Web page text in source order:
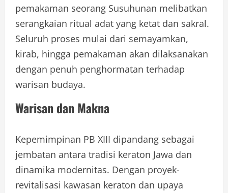
pemakaman seorang Susuhunan melibatkan
serangkaian ritual adat yang ketat dan sakral.
Seluruh proses mulai dari semayamkan,
kirab, hingga pemakaman akan dilaksanakan
dengan penuh penghormatan terhadap
warisan budaya.
Warisan dan Makna
Kepemimpinan PB XIII dipandang sebagai
jembatan antara tradisi keraton Jawa dan
dinamika modernitas. Dengan proyek-
revitalisasi kawasan keraton dan upaya